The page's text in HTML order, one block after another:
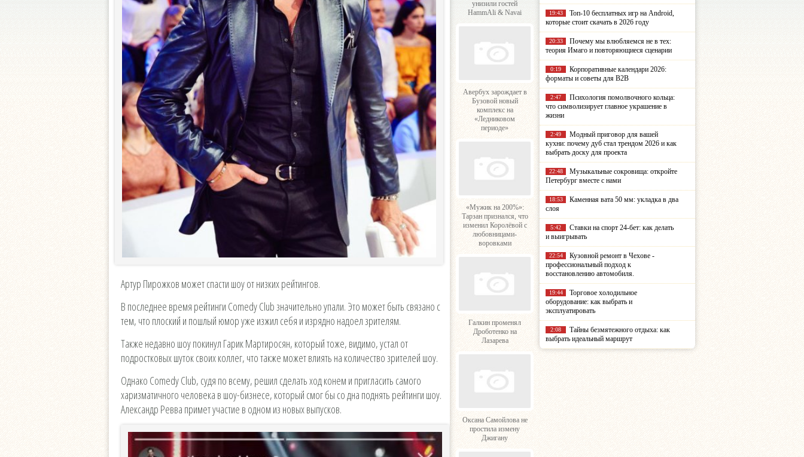
Артур Пирожков может спасти шоу от низких рейтингов.
В последнее время рейтинги Comedy Club значительно упали. Это может быть связано с
тем, что плоский и пошлый юмор уже изжил себя и изрядно надоел зрителям.
Также недавно шоу покинул Гарик Мартиросян, который тоже, видимо, устал от
подростковых шуток своих коллег, что также может влиять на количество зрителей шоу.
Однако Comedy Club, судя по всему, решил сделать ход конем и пригласить самого
харизматичного человека в шоу-бизнесе, который смог бы со дна поднять рейтинги шоу.
Александр Ревва примет участие в одном из новых выпусков.
унизили гостей
HammAli & Navai
Авербух зарождает в
Бузовой новый
комплекс на
«Ледниковом
периоде»
«Мужик на 200%»:
Тарзан признался, что
изменил Королёвой с
любовницами-
воровками
Галкин променял
Дроботенко на
Лазарева
Оксана Самойлова не
простила измену
Джигану
19:43
Топ-10 бесплатных игр на Android,
которые стоит скачать в 2026 году
20:33
Почему мы влюбляемся не в тех:
теория Имаго и повторяющиеся сценарии
0:19
Корпоративные календари 2026:
форматы и советы для B2B
2:47
Психология помолвочного кольца:
что символизирует главное украшение в
жизни
2:49
Модный приговор для вашей
кухни: почему дуб стал трендом 2026 и как
выбрать доску для проекта
22:48
Музыкальные сокровища: откройте
Петербург вместе с нами
18:53
Каменная вата 50 мм: укладка в два
слоя
5:42
Ставки на спорт 24-бет: как делать
и выигрывать
22:54
Кузовной ремонт в Чехове -
профессиональный подход к
восстановлению автомобиля.
19:44
Торговое холодильное
оборудование: как выбрать и
эксплуатировать
2:08
Тайны безмятежного отдыха: как
выбрать идеальный маршрут